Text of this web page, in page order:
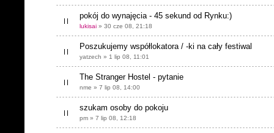
pokój do wynajęcia - 45 sekund od Rynku:)
lukisai » 30 cze 08, 21:18
Poszukujemy współlokatora / -ki na cały festiwal
yatzech » 1 lip 08, 11:01
The Stranger Hostel - pytanie
nme » 7 lip 08, 14:00
szukam osoby do pokoju
pm » 7 lip 08, 12:18